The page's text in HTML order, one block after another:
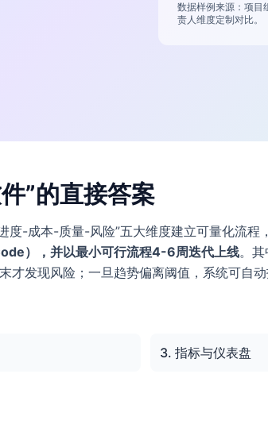
数据样例来源：项目
责人维度定制对比。
”的直接答案
-成本-质量-风险”五大维度建立可量化流程
），并以最小可行流程4-6周迭代上线。其
发现风险；一旦趋势偏离阈值，系统可自
3. 指标与仪表盘